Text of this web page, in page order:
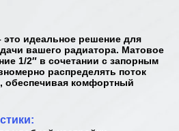
идеальное решение для
вашего радиатора. Матовое
1/2″ в сочетании с запорным
распределять поток
обеспечивая комфортный